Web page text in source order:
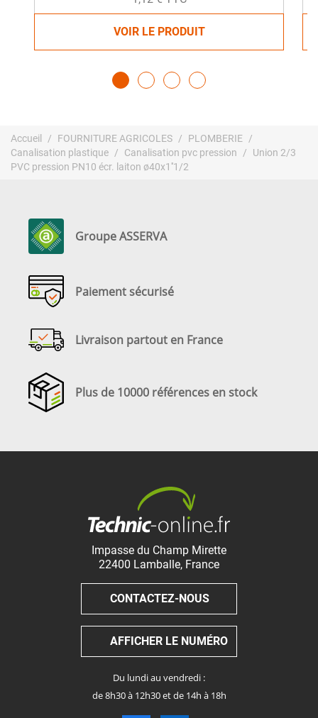
VOIR LE PRODUIT
Accueil FOURNITURE AGRICOLES
PLOMBERIE
Canalisation plastique
Canalisation pvc pression
Union 2/3
PVC pression PN10 écr. laiton ø40x1''1/2
Groupe ASSERVA
Paiement sécurisé
Livraison partout en France
Plus de 10000 références en stock
Impasse du Champ Mirette
22400 Lamballe, France
CONTACTEZ-NOUS
AFFICHER LE NUMÉRO
Du lundi au vendredi :
de 8h30 à 12h30 et de 14h à 18h